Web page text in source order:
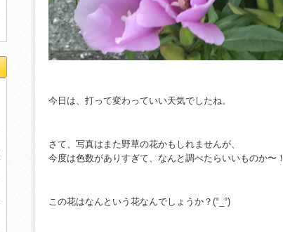
今日は、打って変わっていい天気でしたね。
さて、写真はまた野草の花かもしれませんが、
今度は色数がありすぎて、なんと調べたらいいものか〜！
この花はなんという花なんでしょうか？(°_°)